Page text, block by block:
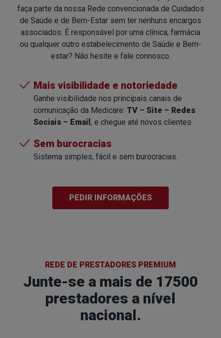
faça parte da nossa Rede convencionada de Cuidados
de Saúde e de Bem-Estar sem ter nenhuns encargos
associados. É responsável por uma clínica, farmácia
ou qualquer outro estabelecimento de Saúde e Bem-
estar? Não hesite e fale connosco.
Mais visibilidade e notoriedade
Ganhe visibilidade nos principais canais de
comunicação da Medicare: TV – Site – Redes
Sociais – Email , e chegue até novos clientes.
Sem burocracias
Sistema simples, fácil e sem burocracias.
PEDIR INFORMAÇÕES
REDE DE PRESTADORES PREMIUM
Junte-se a mais de 17500
prestadores a nível
nacional.